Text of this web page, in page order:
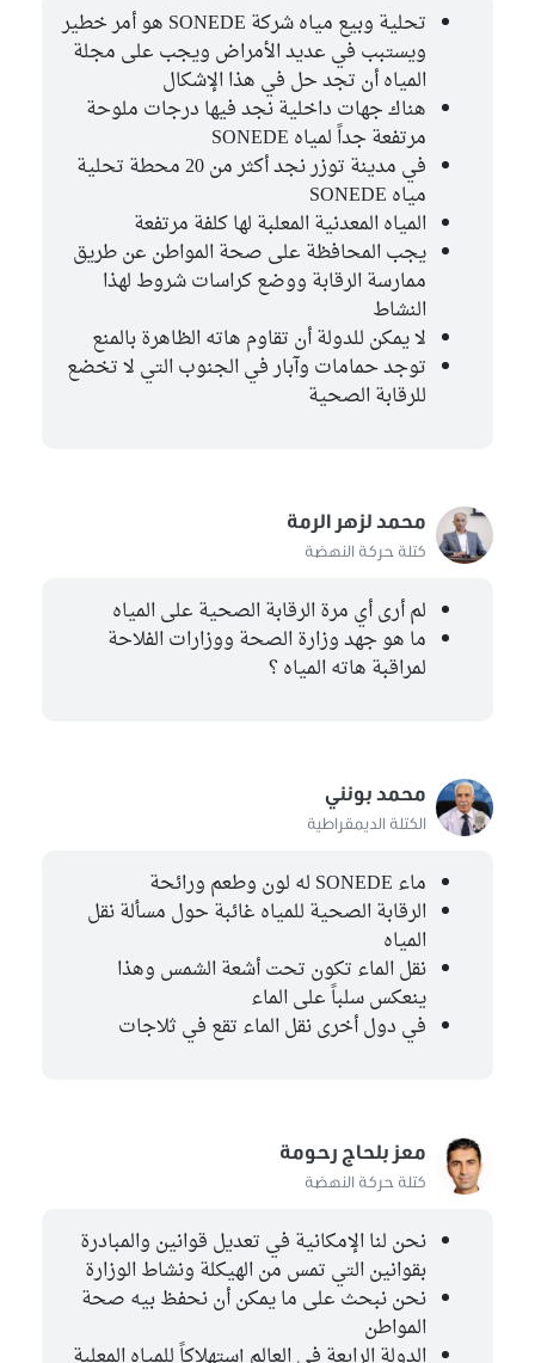
تحلية وبيع مياه شركة SONEDE هو أمر خطير
ويستبب في عديد الأمراض ويجب على مجلة
المياه أن تجد حل في هذا الإشكال
هناك جهات داخلية نجد فيها درجات ملوحة
مرتفعة جداً لمياه SONEDE
في مدينة توزر نجد أكثر من 20 محطة تحلية
مياه SONEDE
المياه المعدنية المعلبة لها كلفة مرتفعة
يجب المحافظة على صحة المواطن عن طريق
ممارسة الرقابة ووضع كراسات شروط لهذا
النشاط
لا يمكن للدولة أن تقاوم هاته الظاهرة بالمنع
توجد حمامات وآبار في الجنوب التي لا تخضع
للرقابة الصحية
محمد لزهر الرمة
كتلة حركة النهضة
لم أرى أي مرة الرقابة الصحية على المياه
ما هو جهد وزارة الصحة ووزارات الفلاحة
لمراقبة هاته المياه ؟
محمد بونني
الكتلة الديمقراطية
ماء SONEDE له لون وطعم ورائحة
الرقابة الصحية للمياه غائبة حول مسألة نقل
المياه
نقل الماء تكون تحت أشعة الشمس وهذا
ينعكس سلباً على الماء
في دول أخرى نقل الماء تقع في ثلاجات
معز بلحاج رحومة
كتلة حركة النهضة
نحن لنا الإمكانية في تعديل قوانين والمبادرة
بقوانين التي تمس من الهيكلة ونشاط الوزارة
نحن نبحث على ما يمكن أن نحفظ بيه صحة
المواطن